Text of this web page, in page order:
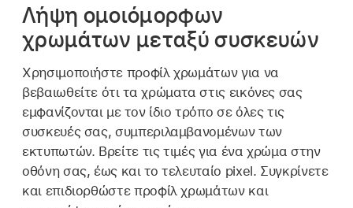
Λήψη ομοιόμορφων
χρωμάτων μεταξύ συσκευών
Χρησιμοποιήστε προφίλ χρωμάτων για να
βεβαιωθείτε ότι τα χρώματα στις εικόνες σας
εμφανίζονται με τον ίδιο τρόπο σε όλες τις
συσκευές σας, συμπεριλαμβανομένων των
εκτυπωτών. Βρείτε τις τιμές για ένα χρώμα στην
οθόνη σας, έως και το τελευταίο pixel. Συγκρίνετε
και επιδιορθώστε προφίλ χρωμάτων και